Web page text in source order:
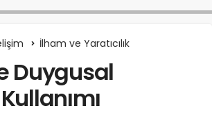
İlham ve Yaratıcılık
Duygusal